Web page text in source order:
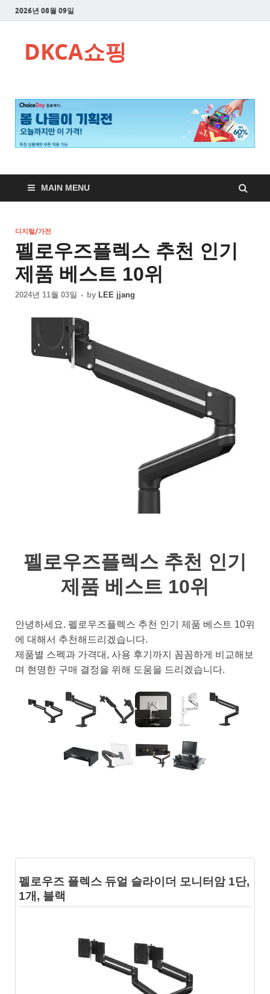
2026년 08월 09일
DKCA쇼핑
MAIN MENU
디지털/가전
펠로우즈플렉스 추천 인기
제품 베스트 10위
2024년 11월 03일 - by LEE jjang
펠로우즈플렉스 추천 인기
제품 베스트 10위
안녕하세요. 펠로우즈플렉스 추천 인기 제품 베스트 10위
에 대해서 추천해드리겠습니다.
제품별 스펙과 가격대, 사용 후기까지 꼼꼼하게 비교해보
며 현명한 구매 결정을 위해 도움을 드리겠습니다.
펠로우즈 플렉스 듀얼 슬라이더 모니터암 1단,
1개, 블랙